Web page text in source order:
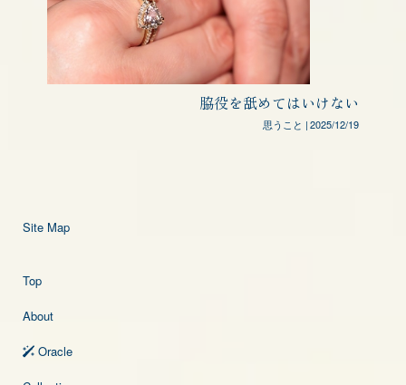
脇役を舐めてはいけない
思うこと |2025/12/19
Site Map
Top
About
Oracle